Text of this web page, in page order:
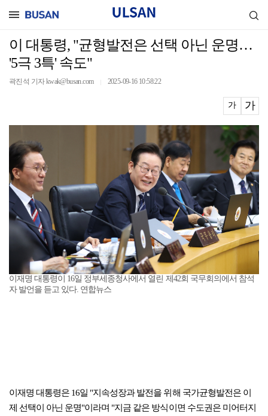
이 대통령, "균형발전은 선택 아닌 운명…
'5극 3특' 속도"
곽진석 기자 kwak@busan.com 2025-09-16 10:58:22
가 가
이재명 대통령이 16일 정부세종청사에서 열린 제42회 국무회의에서 참석
자 발언을 듣고 있다. 연합뉴스
이재명 대통령은 16일 "지속성장과 발전을 위해 국가균형발전은 이
제 선택이 아닌 운명"이라며 "지금 같은 방식이면 수도권은 미어터지